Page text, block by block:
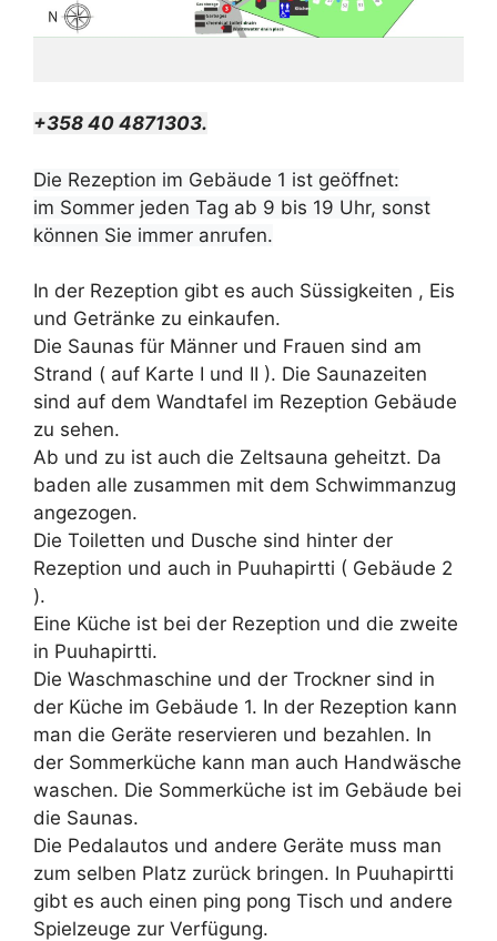
+358 40 4871303.
Die Rezeption im Gebäude 1 ist geöffnet:
im Sommer jeden Tag ab 9 bis 19 Uhr, sonst
können Sie immer anrufen.
In der Rezeption gibt es auch Süssigkeiten , Eis
und Getränke zu einkaufen.
Die Saunas für Männer und Frauen sind am
Strand ( auf Karte I und II ). Die Saunazeiten
sind auf dem Wandtafel im Rezeption Gebäude
zu sehen.
Ab und zu ist auch die Zeltsauna geheitzt. Da
baden alle zusammen mit dem Schwimmanzug
angezogen.
Die Toiletten und Dusche sind hinter der
Rezeption und auch in Puuhapirtti ( Gebäude 2
).
Eine Küche ist bei der Rezeption und die zweite
in Puuhapirtti.
Die Waschmaschine und der Trockner sind in
der Küche im Gebäude 1. In der Rezeption kann
man die Geräte reservieren und bezahlen. In
der Sommerküche kann man auch Handwäsche
waschen. Die Sommerküche ist im Gebäude bei
die Saunas.
Die Pedalautos und andere Geräte muss man
zum selben Platz zurück bringen. In Puuhapirtti
gibt es auch einen ping pong Tisch und andere
Spielzeuge zur Verfügung.